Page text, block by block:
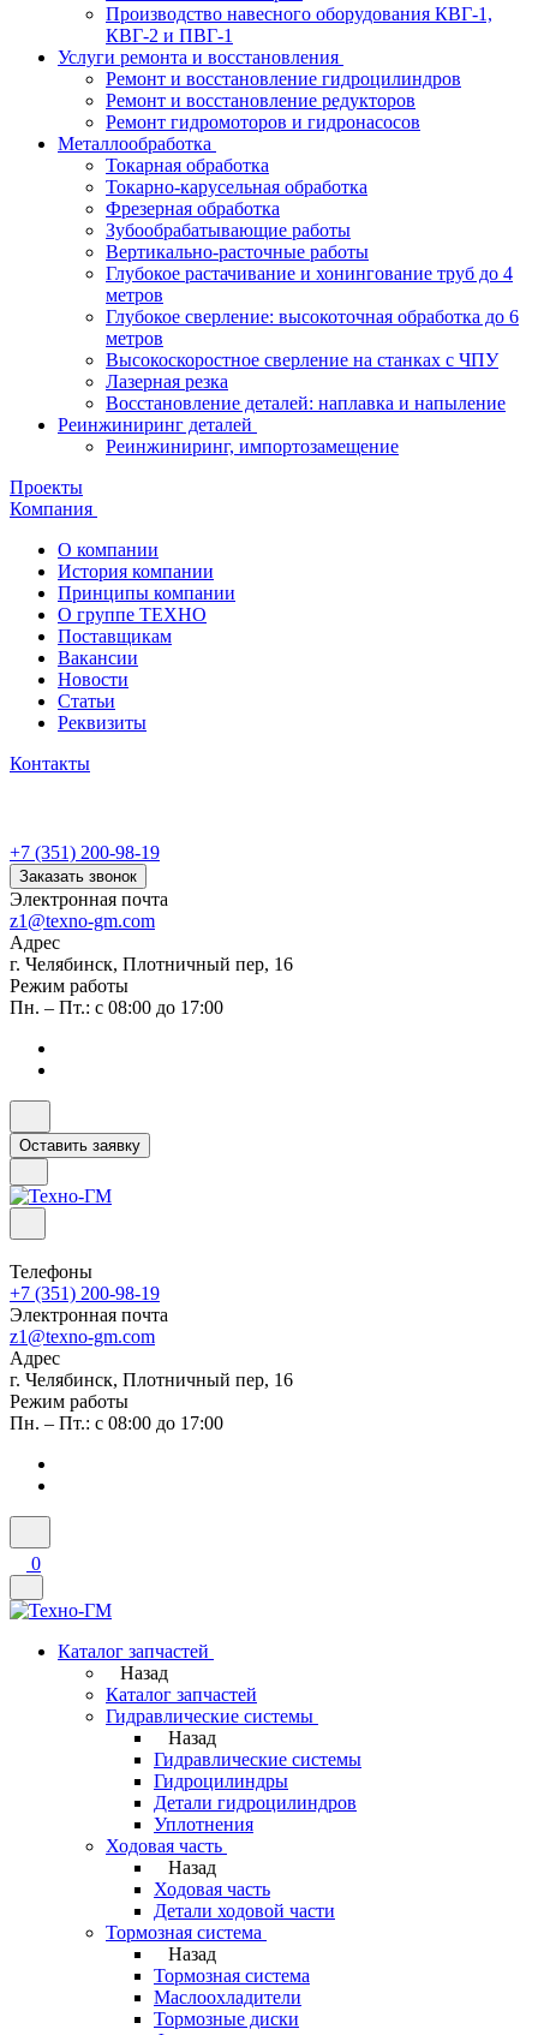
Производство навесного оборудования КВГ-1,
КВГ-2 и ПВГ-1
Услуги ремонта и восстановления
Ремонт и восстановление гидроцилиндров
Ремонт и восстановление редукторов
Ремонт гидромоторов и гидронасосов
Металлообработка
Токарная обработка
Токарно-карусельная обработка
Фрезерная обработка
Зубообрабатывающие работы
Вертикально-расточные работы
Глубокое растачивание и хонингование труб до 4
метров
Глубокое сверление: высокоточная обработка до 6
метров
Высокоскоростное сверление на станках с ЧПУ
Лазерная резка
Восстановление деталей: наплавка и напыление
Реинжиниринг деталей
Реинжиниринг, импортозамещение
Проекты
Компания
О компании
История компании
Принципы компании
О группе ТЕХНО
Поставщикам
Вакансии
Новости
Статьи
Реквизиты
Контакты
+7 (351) 200-98-19
Заказать звонок
Электронная почта
z1@texno-gm.com
Адрес
г. Челябинск, Плотничный пер, 16
Режим работы
Пн. – Пт.: с 08:00 до 17:00
Оставить заявку
Телефоны
+7 (351) 200-98-19
Электронная почта
z1@texno-gm.com
Адрес
г. Челябинск, Плотничный пер, 16
Режим работы
Пн. – Пт.: с 08:00 до 17:00
0
Каталог запчастей
Назад
Каталог запчастей
Гидравлические системы
Назад
Гидравлические системы
Гидроцилиндры
Детали гидроцилиндров
Уплотнения
Ходовая часть
Назад
Ходовая часть
Детали ходовой части
Тормозная система
Назад
Тормозная система
Маслоохладители
Тормозные диски